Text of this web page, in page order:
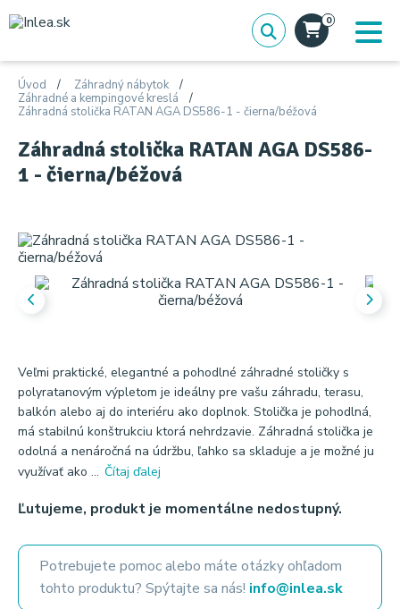
0
Úvod
Záhradný nábytok
Záhradné a kempingové kreslá
Záhradná stolička RATAN AGA DS586-1 - čierna/béžová
Záhradná stolička RATAN AGA DS586-
1 - čierna/béžová
Veľmi praktické, elegantné a pohodlné záhradné stoličky s
polyratanovým výpletom je ideálny pre vašu záhradu, terasu,
balkón alebo aj do interiéru ako doplnok. Stolička je pohodlná,
má stabilnú konštrukciu ktorá nehrdzavie. Záhradná stolička je
odolná a nenáročná na údržbu, ľahko sa skladuje a je možné ju
využívať ako ... Čítaj ďalej
Ľutujeme, produkt je momentálne nedostupný.
Potrebujete pomoc alebo máte otázky ohľadom
tohto produktu? Spýtajte sa nás! info@inlea.sk